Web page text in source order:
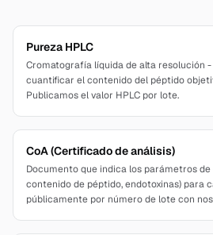
Pureza HPLC
Cromatografía líquida de alta resolución
cuantificar el contenido del péptido
Publicamos el valor HPLC por lote.
CoA (Certificado de análisis)
Documento que indica los parámetros
contenido de péptido, endotoxinas) para
públicamente por número de lote con